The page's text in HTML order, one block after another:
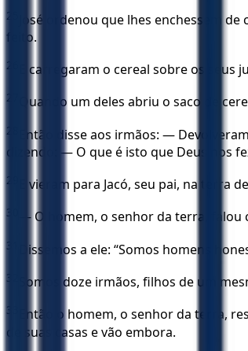
25
José ordenou que lhes enchessem
feito.
26 E carregaram o cereal sobre os seus
27 Quando um deles abriu o saco de
28
Então disse aos irmãos: —
dizendo: — O que é isto que Deus nos
29 E vieram para Jacó, seu pai, na terra
30 — O homem, o senhor da terra,
31 Dissemos a ele: “Somos homens
32 Somos doze irmãos, filhos de um
33
Então o homem, o senhor da terra,
de suas casas e vão embora.